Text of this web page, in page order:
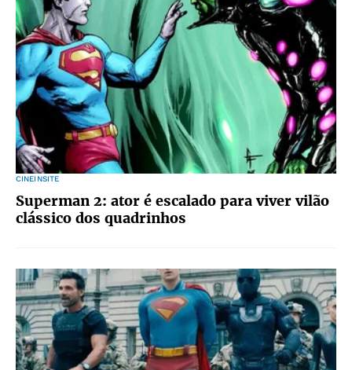
CINEINSITE
Superman 2: ator é escalado para viver vilão
clássico dos quadrinhos